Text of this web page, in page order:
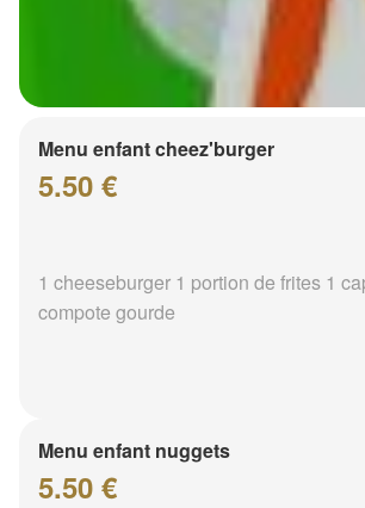
Menu enfant cheez'burger
5.50 €
1 cheeseburger 1 portion de frites 1
compote gourde
Menu enfant nuggets
5.50 €